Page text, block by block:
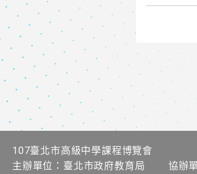
107臺北市高級中學課程博覽會
主辦單位：臺北市政府教育局 協辦